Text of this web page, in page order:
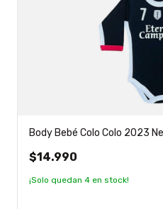
Body Bebé Colo Colo 2023
$14.990
¡Solo quedan 4 en stock!